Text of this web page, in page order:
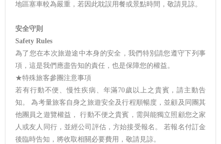
地區塞車較為嚴重，若因此耽誤用餐或景點時間，敬請見諒。
安全守則
Safety Rules
為了您在本次旅遊途中本身的安全，我們特別請您遵守下列事
項，這是我們應盡告知的責任，也是保障您的權益。
★特殊旅客參團注意事項
若有行動不便、慢性疾病、年滿70歲以上之貴賓，請主動告
知。 為考量旅客自身之旅遊安全及行程順暢度，並顧及同團其
他團員之遊覽權益， 行動不便之貴賓，需與能獨立照顧您之家
人或友人同行，並經公司評估，方始接受報名。 若報名付訂金
後臨時告知，將收取相關必要費用，敬請見諒。